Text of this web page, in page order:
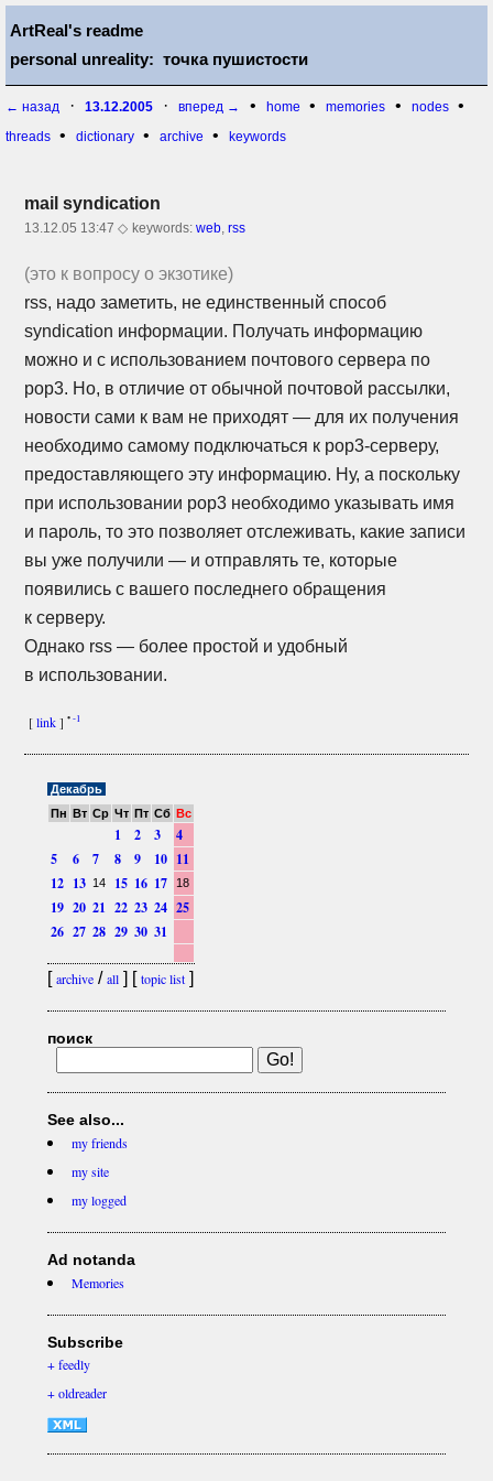
ArtReal's readme
personal unreality: точка пушистости
← назад · 13.12.2005 · вперед → • home • memories • nodes •
threads • dictionary • archive • keywords
mail syndication
13.12.05 13:47 ◇ keywords:web ,rss
(это к вопросу о экзотике)
rss, надо заметить, не единственный способ
syndication информации. Получать информацию
можно и с использованием почтового сервера по
pop3. Но, в отличие от обычной почтовой рассылки,
новости сами к вам не приходят — для их получения
необходимо самому подключаться к pop3-серверу,
предоставляющего эту информацию. Ну, а поскольку
при использовании pop3 необходимо указывать имя
и пароль, то это позволяет отслеживать, какие записи
вы уже получили — и отправлять те, которые
появились с вашего последнего обращения
к серверу.
Однако rss — более простой и удобный
в использовании.
[link]•-1
Декабрь
Пн Вт Ср Чт Пт Сб Вс
1 2 3
4
5
6 7 8 9 10 11
12 13 14 15 16 17 18
19 20 21 22 23 24 25
26 27 28 29 30 31
[archive/all] [topic list]
поиск
See also...
my friends
my site
my logged
Ad notanda
Memories
Subscribe
+ feedly
+ oldreader